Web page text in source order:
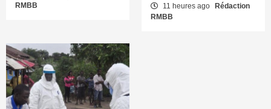
RMBB
11 heures ago Rédaction
RMBB